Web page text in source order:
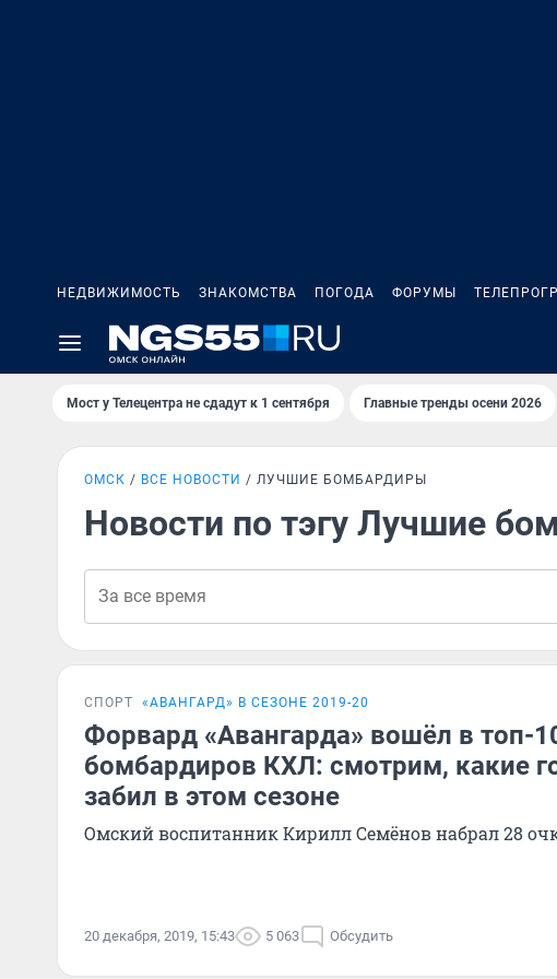
НЕДВИЖИМОСТЬ ЗНАКОМСТВА ПОГОДА ФОРУМЫ
Мост у Телецентра не сдадут к 1 сентября Главные тренды осени 2026
ОМСК ВСЕ НОВОСТИ ЛУЧШИЕ БОМБАРДИРЫ
Новости по тэгу Лучшие
СПОРТ «АВАНГАРД» В СЕЗОНЕ 2019-20
Форвард «Авангарда» вошёл в топ-
бомбардиров КХЛ: смотрим, какие
забил в этом сезоне
Омский воспитанник Кирилл Семёнов набрал 28
20 декабря, 2019, 15:43 5 063 Обсудить